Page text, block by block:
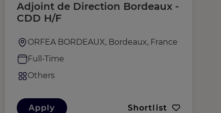
Adjoint de Direction Bordeaux -
CDD H/F
ORFEA BORDEAUX, Bordeaux, France
Full-Time
Others
Apply Shortlist